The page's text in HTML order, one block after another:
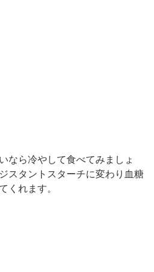
なら冷やして食べてみましょ
スタントスターチに変わり血糖
くれます。